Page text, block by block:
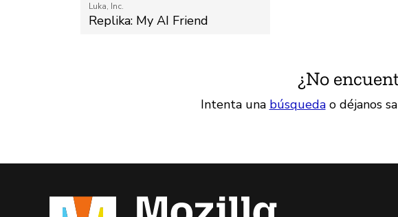
Luka, Inc.
Replika: My AI Friend
¿No
Intenta una búsquedao déjanos